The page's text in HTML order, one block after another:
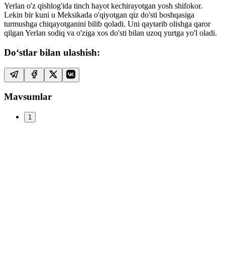
Yerlan o'z qishlog'ida tinch hayot kechirayotgan yosh shifokor.
Lekin bir kuni u Meksikada o'qiyotgan qiz do'sti boshqasiga
turmushga chiqayotganini bilib qoladi. Uni qaytarib olishga qaror
qilgan Yerlan sodiq va o'ziga xos do'sti bilan uzoq yurtga yo'l oladi.
Do‘stlar bilan ulashish:
Mavsumlar
1